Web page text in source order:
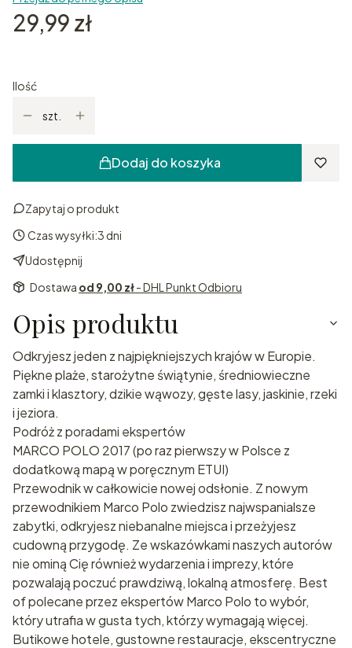
Cena
29,99 zł
Ilość
szt.
Dodaj do koszyka
Zapytaj o produkt
Czas wysyłki:3 dni
Udostępnij
Dostawa od 9,00 zł- DHL Punkt Odbioru
Opis produktu
Odkryjesz jeden z najpiękniejszych krajów w Europie.
Piękne plaże, starożytne świątynie, średniowieczne
zamki i klasztory, dzikie wąwozy, gęste lasy, jaskinie, rzeki
i jeziora.
Podróż z poradami ekspertów
MARCO POLO 2017 (po raz pierwszy w Polsce z
dodatkową mapą w poręcznym ETUI)
Przewodnik w całkowicie nowej odsłonie. Z nowym
przewodnikiem Marco Polo zwiedzisz najwspanialsze
zabytki, odkryjesz niebanalne miejsca i przeżyjesz
cudowną przygodę. Ze wskazówkami naszych autorów
nie ominą Cię również wydarzenia i imprezy, które
pozwalają poczuć prawdziwą, lokalną atmosferę. Best
of polecane przez ekspertów Marco Polo to wybór,
który utrafia w gusta tych, którzy wymagają więcej.
Butikowe hotele, gustowne restauracje, ekscentryczne